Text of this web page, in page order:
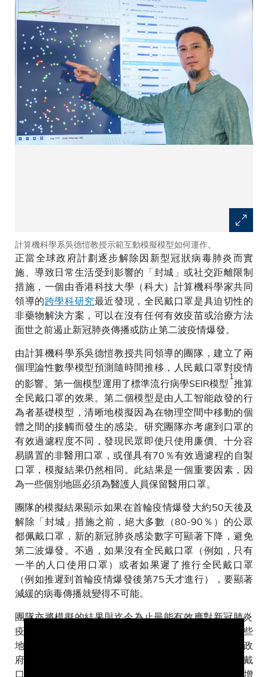
計算機科學系吳德愷教授示範互動模擬模型如何運作。
正當全球政府計劃逐步解除因新型冠狀病毒肺炎而實
施、導致日常生活受到影響的「封城」或社交距離限制
措施，一個由香港科技大學（科大）計算機科學家共同
領導的跨學科研究最近發現，全民戴口罩是具迫切性的
非藥物解決方案，可以在沒有任何有效疫苗或治療方法
面世之前遏止新冠肺炎傳播或防止第二波疫情爆發。
由計算機科學系吳德愷教授共同領導的團隊，建立了兩
個理論性數學模型預測隨時間推移，人民戴口罩對疫情
的影響。第一個模型運用了標準流行病學SEIR模型
1
推算
全民戴口罩的效果。第二個模型是由人工智能啟發的行
為者基礎模型，清晰地模擬因為在物理空間中移動的個
體之間的接觸而發生的感染。研究團隊亦考慮到口罩的
有效過濾程度不同，發現民眾即使只使用廉價、十分容
易購置的非醫用口罩，或僅具有70％有效過濾程的自製
口罩，模擬結果仍然相同。此結果是一個重要因素，因
為一些個別地區必須為醫護人員保留醫用口罩。
團隊的模擬結果顯示如果在首輪疫情爆發大約50天後及
解除「封城」措施之前，絕大多數（80-90％）的公眾
都佩戴口罩，新的新冠肺炎感染數字可顯著下降，避免
第二波爆發。不過，如果沒有全民戴口罩（例如，只有
一半的人口使用口罩）或者如果遲了推行全民戴口罩
（例如推遲到首輪疫情爆發後第75天才進行），要顯著
減緩的病毒傳播就變得不可能。
團隊亦將模擬的結果與迄今為止最能有效應對新冠肺炎
疫情的地區（如香港和台灣）的數據對比及證實，這些
地區在公共場合戴口罩在文化上是可以接受的，或者政
府政策建議民眾戴口罩。數據比較顯示，早期全民佩戴
口罩與成功抑制新冠肺炎病例的每日增長率和/或每日增